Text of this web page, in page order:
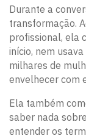
Durante a
transformação.
profissional, ela
início, nem
milhares de
envelhecer com
Ela também
saber nada
entender os